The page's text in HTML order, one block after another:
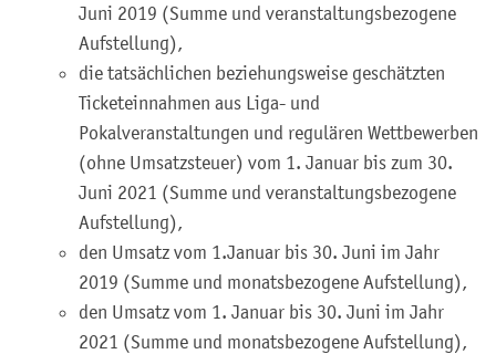
Juni 2019 (Summe und veranstaltungsbezogene
Aufstellung),
die tatsächlichen beziehungsweise geschätzten
Ticketeinnahmen aus Liga- und
Pokalveranstaltungen und regulären Wettbewerben
(ohne Umsatzsteuer) vom 1. Januar bis zum 30.
Juni 2021 (Summe und veranstaltungsbezogene
Aufstellung),
den Umsatz vom 1.Januar bis 30. Juni im Jahr
2019 (Summe und monatsbezogene Aufstellung),
den Umsatz vom 1. Januar bis 30. Juni im Jahr
2021 (Summe und monatsbezogene Aufstellung),